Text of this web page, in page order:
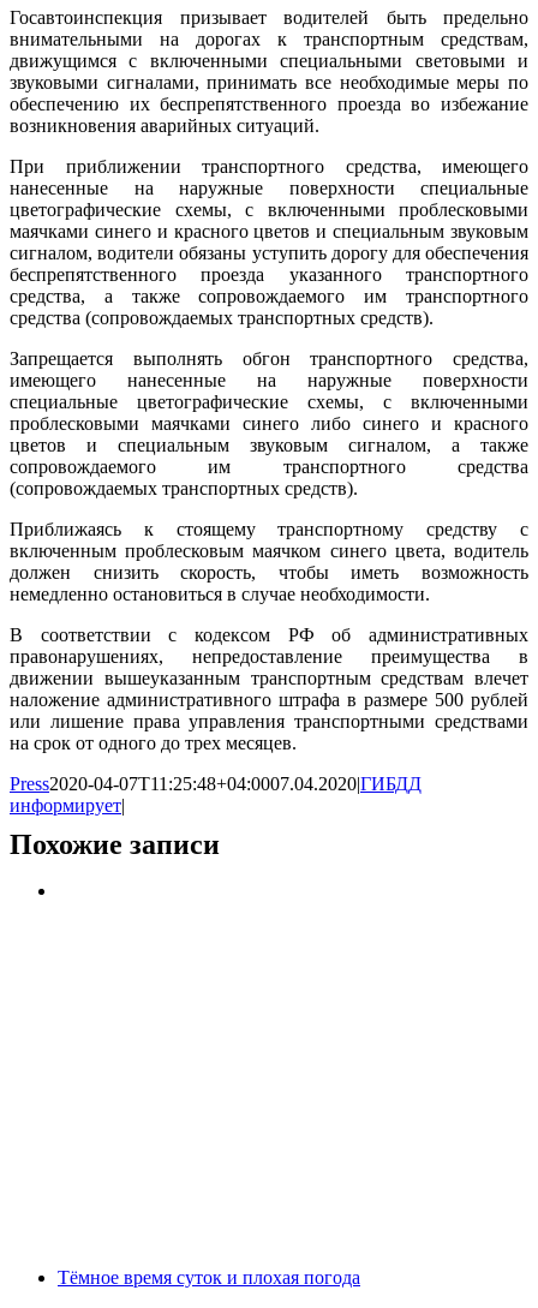
Госавтоинспекция призывает водителей быть предельно
внимательными на дорогах к транспортным средствам,
движущимся с включенными специальными световыми и
звуковыми сигналами, принимать все необходимые меры по
обеспечению их беспрепятственного проезда во избежание
возникновения аварийных ситуаций.
При приближении транспортного средства, имеющего
нанесенные на наружные поверхности специальные
цветографические схемы, с включенными проблесковыми
маячками синего и красного цветов и специальным звуковым
сигналом, водители обязаны уступить дорогу для обеспечения
беспрепятственного проезда указанного транспортного
средства, а также сопровождаемого им транспортного
средства (сопровождаемых транспортных средств).
Запрещается выполнять обгон транспортного средства,
имеющего нанесенные на наружные поверхности
специальные цветографические схемы, с включенными
проблесковыми маячками синего либо синего и красного
цветов и специальным звуковым сигналом, а также
сопровождаемого им транспортного средства
(сопровождаемых транспортных средств).
Приближаясь к стоящему транспортному средству с
включенным проблесковым маячком синего цвета, водитель
должен снизить скорость, чтобы иметь возможность
немедленно остановиться в случае необходимости.
В соответствии с кодексом РФ об административных
правонарушениях, непредоставление преимущества в
движении вышеуказанным транспортным средствам влечет
наложение административного штрафа в размере 500 рублей
или лишение права управления транспортными средствами
на срок от одного до трех месяцев.
Press2020-04-07T11:25:48+04:0007.04.2020|ГИБДД
информирует|
Похожие записи
Тёмное время суток и плохая погода